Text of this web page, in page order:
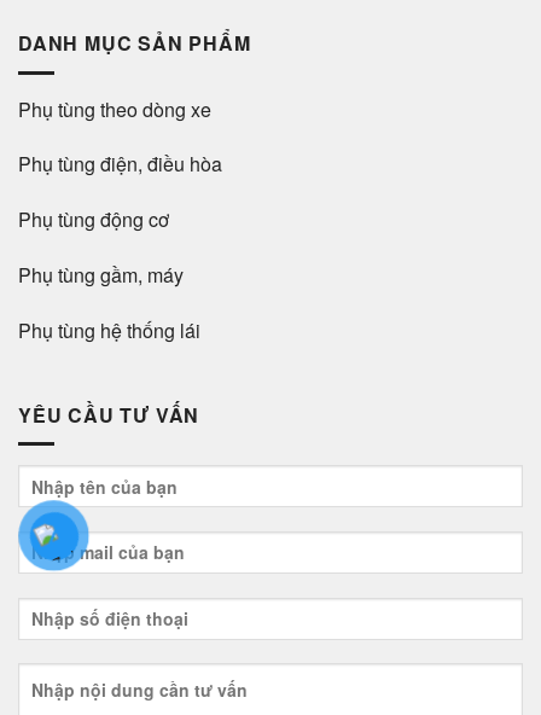
DANH MỤC SẢN PHẨM
Phụ tùng theo dòng xe
Phụ tùng điện, điều hòa
Phụ tùng động cơ
Phụ tùng gầm, máy
Phụ tùng hệ thống lái
YÊU CẦU TƯ VẤN